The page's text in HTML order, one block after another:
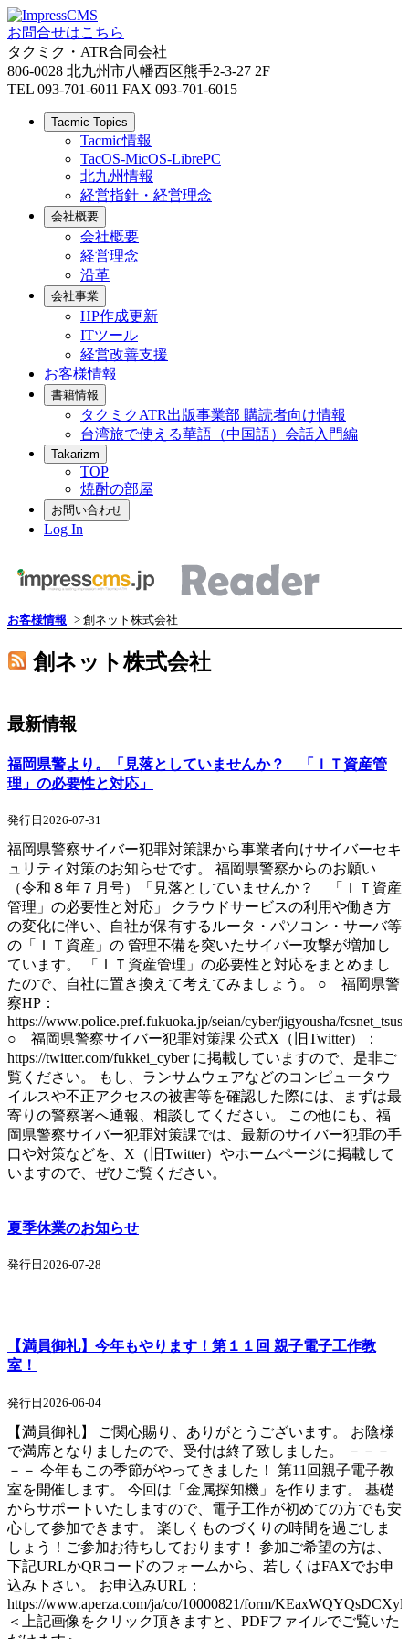
お問合せはこちら
タクミク・ATR合同会社
806-0028 北九州市八幡西区熊手2-3-27 2F
TEL 093-701-6011 FAX 093-701-6015
Tacmic Topics
Tacmic情報
TacOS-MicOS-LibrePC
北九州情報
経営指針・経営理念
会社概要
会社概要
経営理念
沿革
会社事業
HP作成更新
ITツール
経営改善支援
お客様情報
書籍情報
タクミクATR出版事業部 購読者向け情報
台湾旅で使える華語（中国語）会話入門編
Takarizm
TOP
焼酎の部屋
お問い合わせ
Log In
お客様情報 > 創ネット株式会社
創ネット株式会社
最新情報
福岡県警より。「見落としていませんか？ 「ＩＴ資産管
理」の必要性と対応」
発行日2026-07-31
福岡県警察サイバー犯罪対策課から事業者向けサイバーセキ
ュリティ対策のお知らせです。 福岡県警察からのお願い
（令和８年７月号）「見落としていませんか？ 「ＩＴ資産
管理」の必要性と対応」 クラウドサービスの利用や働き方
の変化に伴い、自社が保有するルータ・パソコン・サーバ等
の「ＩＴ資産」の 管理不備を突いたサイバー攻撃が増加し
ています。 「ＩＴ資産管理」の必要性と対応をまとめまし
たので、自社に置き換えて考えてみましょう。 ○ 福岡県警
察HP：
https://www.police.pref.fukuoka.jp/seian/cyber/jigyousha/
○ 福岡県警察サイバー犯罪対策課 公式X（旧Twitter）：
https://twitter.com/fukkei_cyber に掲載していますので、是非ご
覧ください。 もし、ランサムウェアなどのコンピュータウ
イルスや不正アクセスの被害等を確認した際には、まずは最
寄りの警察署へ通報、相談してください。 この他にも、福
岡県警察サイバー犯罪対策課では、最新のサイバー犯罪の手
口や対策などを、X（旧Twitter）やホームページに掲載して
いますので、ぜひご覧ください。
夏季休業のお知らせ
発行日2026-07-28
【満員御礼】今年もやります！第１１回 親子電子工作教
室！
発行日2026-06-04
【満員御礼】 ご関心賜り、ありがとうございます。 お陰様
で満席となりましたので、受付は終了致しました。 －－－
－－ 今年もこの季節がやってきました！ 第11回親子電子教
室を開催します。 今回は「金属探知機」を作ります。 基礎
からサポートいたしますので、電子工作が初めての方でも安
心して参加できます。 楽しくものづくりの時間を過ごしま
しょう！ご参加お待ちしております！ 参加ご希望の方は、
下記URLかQRコードのフォームから、若しくはFAXでお申
込み下さい。 お申込みURL：
https://www.aperza.com/ja/co/10000821/form/
＜上記画像をクリック頂きますと、PDFファイルでご覧いた